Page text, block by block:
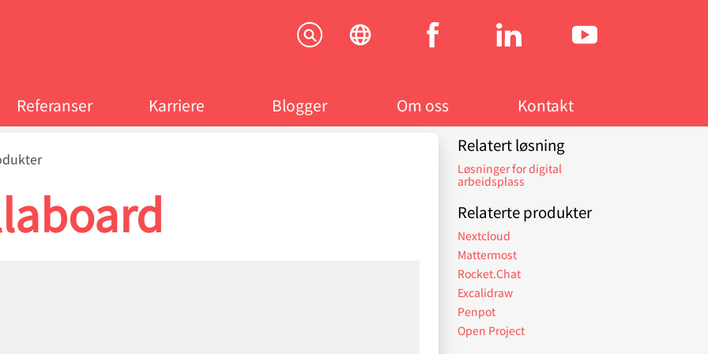
Social
Referanser Karriere Blogger Om oss Kontakt
Relatert løsning
Løsninger for digital
arbeidsplass
Relaterte produkter
Nextcloud
Mattermost
Rocket.Chat
Excalidraw
Penpot
Open Project